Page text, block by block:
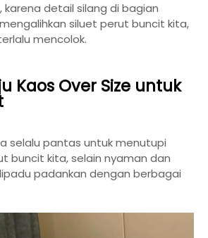
karena detail silang di bagian
siluet perut buncit kita,
mencolok.
Kaos Over Size untuk
selalu pantas untuk menutupi
buncit kita, selain nyaman dan
padankan dengan berbagai